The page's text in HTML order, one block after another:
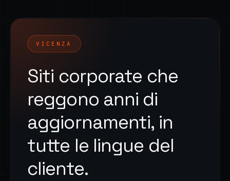
VICENZA
Siti corporate che
reggono anni di
aggiornamenti, in
tutte le lingue del
cliente.